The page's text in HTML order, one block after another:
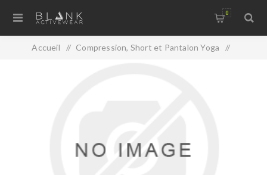
0
Accueil / Compression, Short et Pantalon Yoga /